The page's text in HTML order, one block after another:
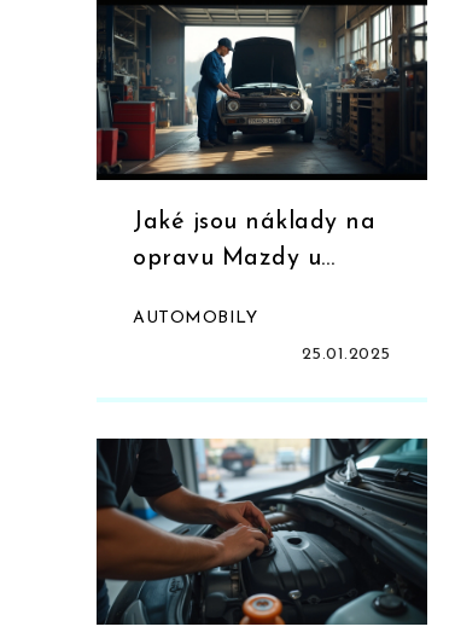
Jaké jsou náklady na
opravu Mazdy u
AUTOMOBILY
25.01.2025